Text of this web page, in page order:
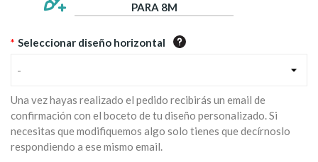
PARA 8M
* Seleccionar diseño horizontal
-
Una vez hayas realizado el pedido recibirás un email de
confirmación con el boceto de tu diseño personalizado. Si
necesitas que modifiquemos algo solo tienes que decírnoslo
respondiendo a ese mismo email.